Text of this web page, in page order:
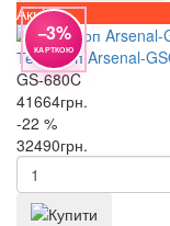
Акція
−3%
КАРТКОЮ
Телескоп Arsenal-
GS-680C
41664грн.
-22 %
32490грн.